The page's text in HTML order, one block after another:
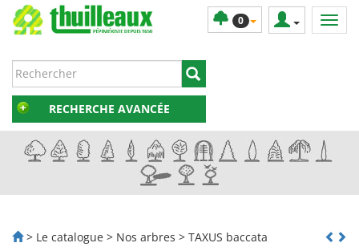
0
RECHERCHE AVANCÉE
> Le catalogue > Nos arbres > TAXUS baccata